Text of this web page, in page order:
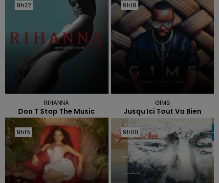
9h22
9h22
RIHANNA
Don T Stop The Music
9h18
9h18
GIMS
Jusqu Ici Tout Va Bien
9h15
9h15 9h08
9h08